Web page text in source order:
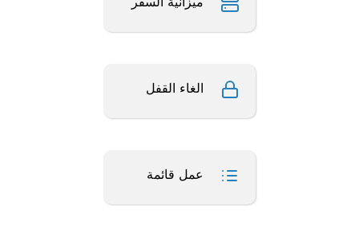
الغاء القفل
عمل قائمة